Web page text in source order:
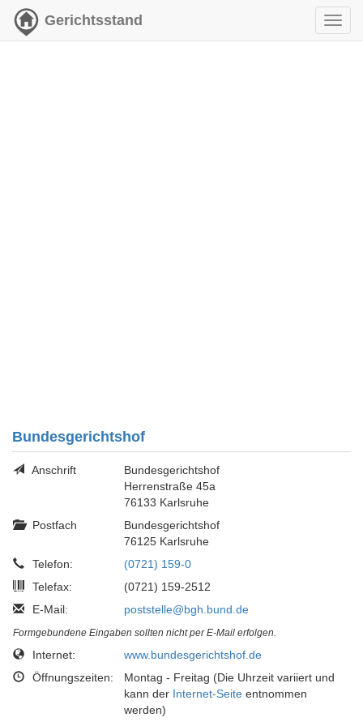
Gerichtsstand
Bundesgerichtshof
Anschrift
Bundesgerichtshof
Herrenstraße 45a
76133 Karlsruhe
Postfach
Bundesgerichtshof
76125 Karlsruhe
Telefon:
(0721) 159-0
Telefax:
(0721) 159-2512
E-Mail:
poststelle@bgh.bund.de
Formgebundene Eingaben sollten nicht per E-Mail erfolgen.
Internet:
www.bundesgerichtshof.de
Öffnungszeiten:
Montag - Freitag (Die Uhrzeit variiert und
kann der Internet-Seite entnommen
werden)